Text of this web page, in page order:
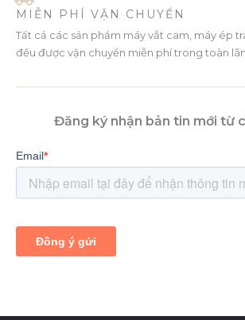
MIỄN PHÍ VẬN CHUYỂN
Tất cả các sản phẩm máy vắt cam, máy ép
đều được vận chuyển miễn phí trong toàn
Đăng ký nhận bản tin mới từ